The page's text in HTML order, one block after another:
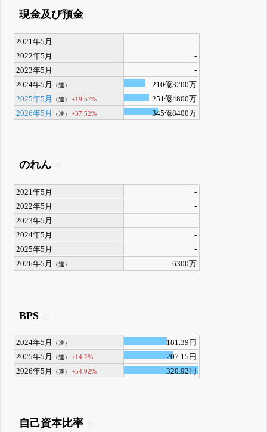
現金及び預金
2021年5月
-
2022年5月
-
2023年5月
-
2024年5月
（連）
210億3200万
2025年5月
（連） +19.57%
251億4800万
2026年5月
（連） +37.52% 345億8400万
のれん
2021年5月
-
2022年5月
-
2023年5月
-
2024年5月
-
2025年5月
-
2026年5月
（連） 6300万
BPS
2024年5月 （連）
181.39円
2025年5月
（連） +14.2%
207.15円
2026年5月
（連） +54.92% 320.92円
自己資本比率